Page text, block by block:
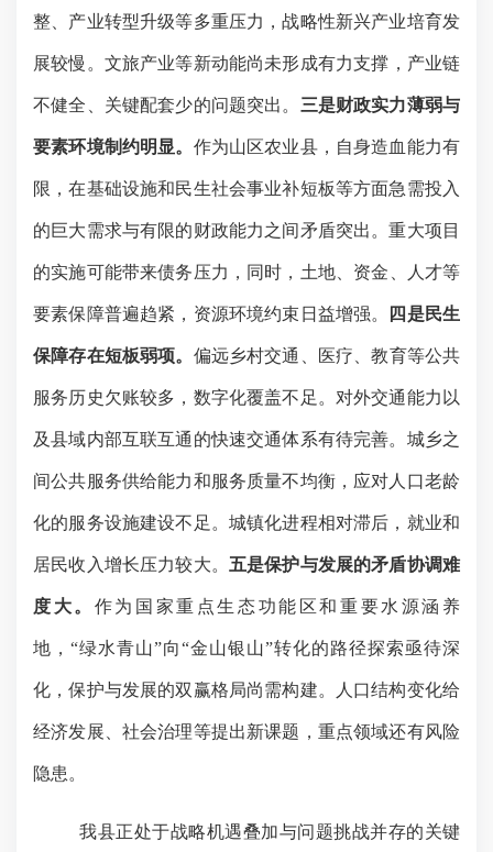
整、产业转型升级等多重压力，战略性新兴产业培育发
展较慢 。文旅产业等新动能尚未形成有力支撑，产业链
不健全、关键配套少的问题突出。 三是财政实力薄弱与
要素环境制约明显。 作为山区农业县，自身造血能力有
限，在基础设施和民生社会事业补短板等方面急需投入
的巨大需求与有限的财政能力之间矛盾突出。重大项目
的实施可能带来债务压力 ， 同时，土地、资金、人才等
要素保障普遍趋紧，资源环境约束日益增强。 四是民生
保障存在短板弱项。 偏远乡村交通、医疗、教育等公共
服务历史欠账较多，数字化覆盖不足。对外交通能力以
及县域内部互联互通的快速交通体系有待完善。城乡之
间公共服务供给能力和服务质量不均衡，应对人口老龄
化的服务设施建设不足。 城镇化进程相对滞后，就业和
居民收入增长压力较大。 五是保护与发展的矛盾协调难
度大。 作为国家重点生态功能区和重要水源涵养
地， “绿水青山”向“金山银山”转化的路径探索亟待深
化，保护与发展的双赢格局尚需构建。人口结构变化给
经济发展、社会治理等提出新课题，重点领域还有风险
隐患。
我县正处于战略机遇叠加与问题挑战并存的关键